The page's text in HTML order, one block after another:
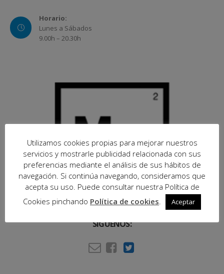
Horario:
Lunes a Sábados
9.00h – 20.30h
SÍGUENOS:
Utilizamos cookies propias para mejorar nuestros
servicios y mostrarle publicidad relacionada con sus
preferencias mediante el análisis de sus hábitos de
navegación. Si continúa navegando, consideramos que
acepta su uso. Puede consultar nuestra Política de
Cookies pinchando Política de cookies Aceptar